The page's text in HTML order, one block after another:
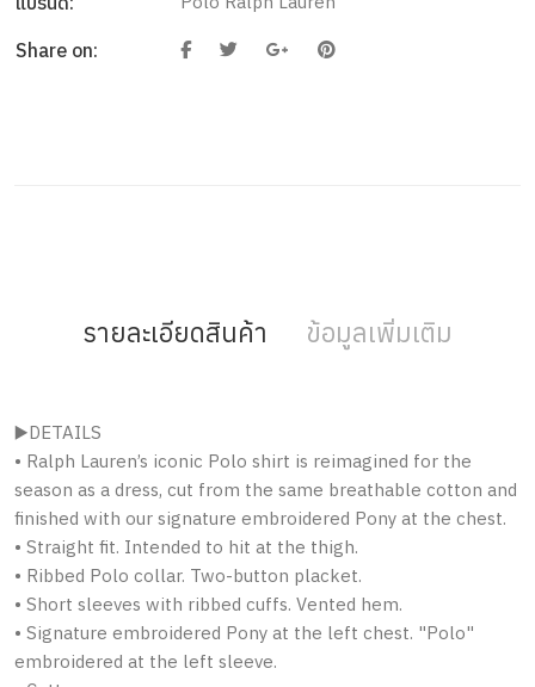
Share on:
รายละเอียดสินค้า ข้อมูลเพิ่มเติม
▶️DETAILS
• Ralph Lauren’s iconic Polo shirt is reimagined for the
season as a dress, cut from the same breathable cotton and
finished with our signature embroidered Pony at the chest.
• Straight fit. Intended to hit at the thigh.
• Ribbed Polo collar. Two-button placket.
• Short sleeves with ribbed cuffs. Vented hem.
• Signature embroidered Pony at the left chest. "Polo"
embroidered at the left sleeve.